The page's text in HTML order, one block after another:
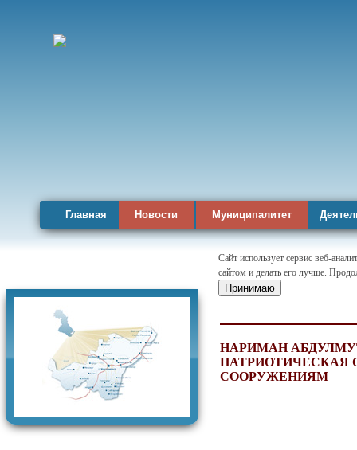
Главная Новости Муниципалитет
Сайт использует сервис веб-
сайтом и делать его лучше.
Принимаю
НАРИМАН
ПАТРИОТИЧЕСКАЯ
СООРУЖЕНИЯМ